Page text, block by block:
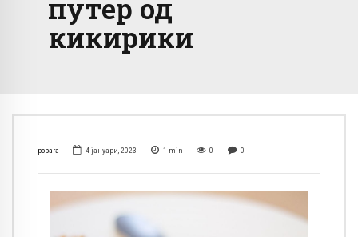
путер од
кикирики
popara 4 јануари, 2023 1 min 0 0